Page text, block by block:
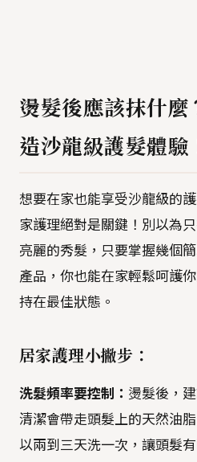
燙髮後應該抹什
造沙龍級護髮體驗
想要在家也能享受沙龍級的
家護理絕對是關鍵！別以為
亮麗的秀髮，只要掌握幾個
產品，你也能在家輕鬆呵護
持在最佳狀態。
居家護理小撇步：
洗髮頻率要控制： 燙髮後，
清潔會帶走頭髮上的天然油
以兩到三天洗一次，讓頭髮